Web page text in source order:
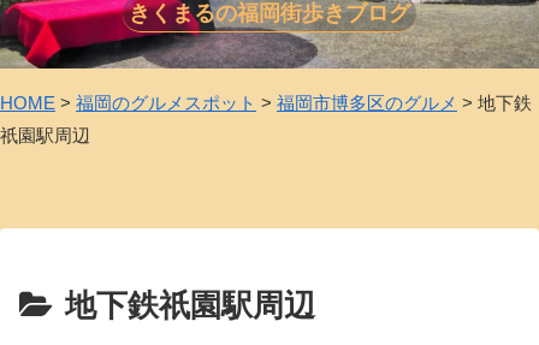
きくまるの福岡街歩きブログ
HOME > 福岡のグルメスポット > 福岡市博多区のグルメ > 地下鉄
祇園駅周辺
地下鉄祇園駅周辺